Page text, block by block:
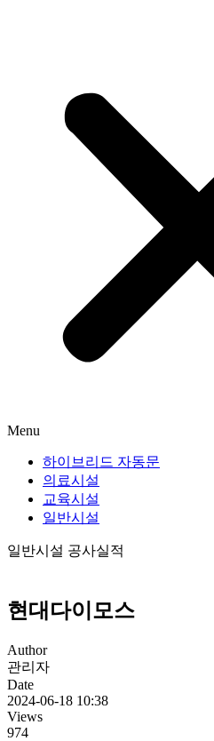
Menu
하이브리드 자동문
의료시설
교육시설
일반시설
일반시설 공사실적
현대다이모스
Author
관리자
Date
2024-06-18 10:38
Views
974